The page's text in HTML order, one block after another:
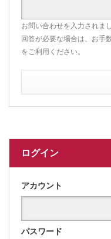
お問い合わせを入力されま
回答が必要な場合は、お手
をご利用ください。
ログイン
アカウント
パスワード